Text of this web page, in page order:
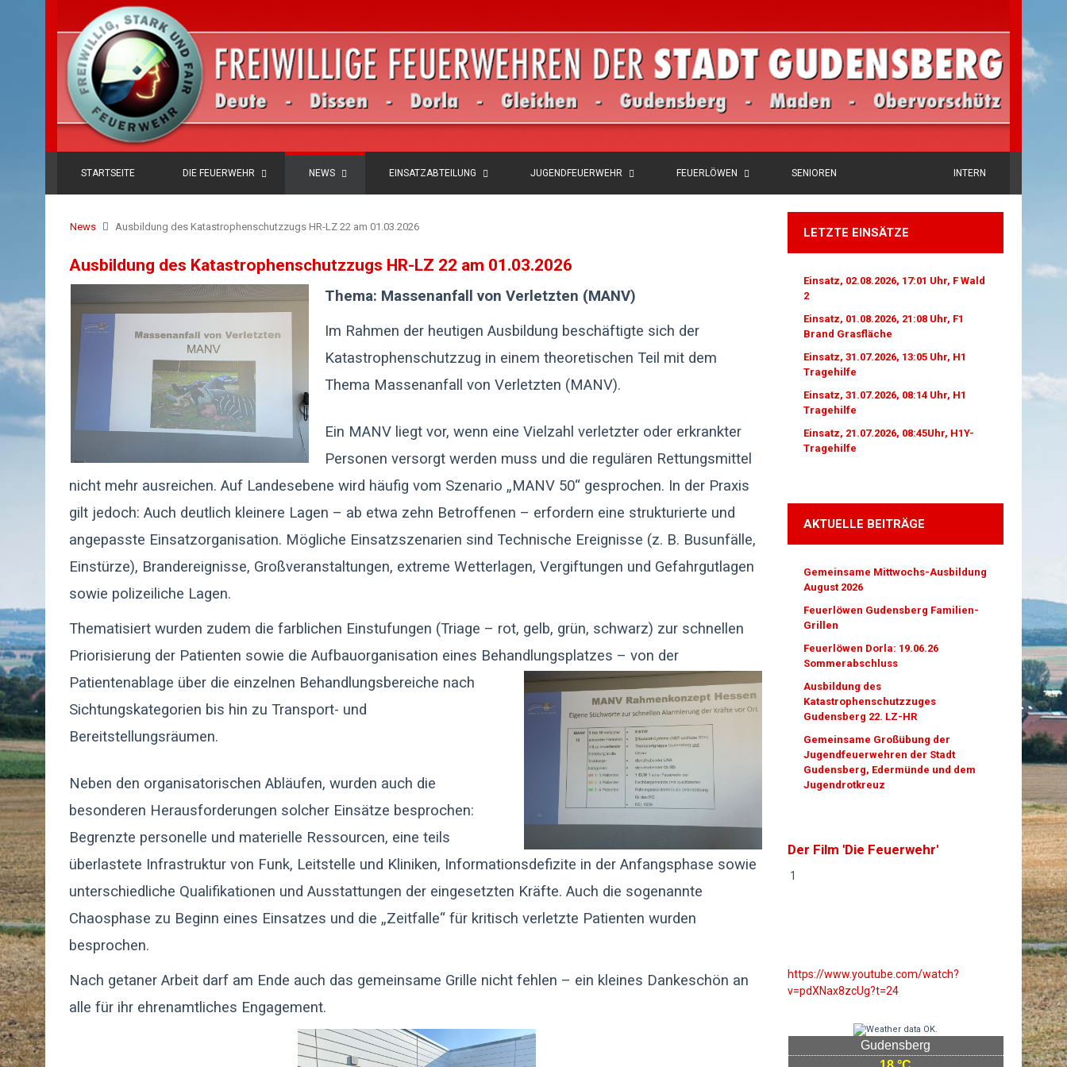
STARTSEITE DIE FEUERWEHR NEWS EINSATZABTEILUNG JUGENDFEUERWEHR FEUERLÖWEN SENIOREN INTERN
News Ausbildung des Katastrophenschutzzugs HR-LZ 22 am 01.03.2026
Ausbildung des Katastrophenschutzzugs HR-LZ 22 am 01.03.2026
Thema: Massenanfall von Verletzten (MANV)
Im Rahmen der heutigen Ausbildung beschäftigte sich der
Katastrophenschutzzug in einem theoretischen Teil mit dem
Thema Massenanfall von Verletzten (MANV).
Ein MANV liegt vor, wenn eine Vielzahl verletzter oder erkrankter
Personen versorgt werden muss und die regulären Rettungsmittel
nicht mehr ausreichen. Auf Landesebene wird häufig vom Szenario „MANV 50“ gesprochen. In der Praxis
gilt jedoch: Auch deutlich kleinere Lagen – ab etwa zehn Betroffenen – erfordern eine strukturierte und
angepasste Einsatzorganisation. Mögliche Einsatzszenarien sind Technische Ereignisse (z. B. Busunfälle,
Einstürze), Brandereignisse, Großveranstaltungen, extreme Wetterlagen, Vergiftungen und Gefahrgutlagen
sowie polizeiliche Lagen.
Thematisiert wurden zudem die farblichen Einstufungen (Triage – rot, gelb, grün, schwarz) zur schnellen
Priorisierung der Patienten sowie die Aufbauorganisation eines Behandlungsplatzes – von der
Patientenablage über die einzelnen Behandlungsbereiche nach
Sichtungskategorien bis hin zu Transport- und
Bereitstellungsräumen.
Neben den organisatorischen Abläufen, wurden auch die
besonderen Herausforderungen solcher Einsätze besprochen:
Begrenzte personelle und materielle Ressourcen, eine teils
überlastete Infrastruktur von Funk, Leitstelle und Kliniken, Informationsdefizite in der Anfangsphase sowie
unterschiedliche Qualifikationen und Ausstattungen der eingesetzten Kräfte. Auch die sogenannte
Chaosphase zu Beginn eines Einsatzes und die „Zeitfalle“ für kritisch verletzte Patienten wurden
besprochen.
Nach getaner Arbeit darf am Ende auch das gemeinsame Grille nicht fehlen – ein kleines Dankeschön an
alle für ihr ehrenamtliches Engagement.
LETZTE EINSÄTZE
Einsatz, 02.08.2026, 17:01 Uhr, F Wald
2
Einsatz, 01.08.2026, 21:08 Uhr, F1
Brand Grasfläche
Einsatz, 31.07.2026, 13:05 Uhr, H1
Tragehilfe
Einsatz, 31.07.2026, 08:14 Uhr, H1
Tragehilfe
Einsatz, 21.07.2026, 08:45Uhr, H1Y-
Tragehilfe
AKTUELLE BEITRÄGE
Gemeinsame Mittwochs-Ausbildung
August 2026
Feuerlöwen Gudensberg Familien-
Grillen
Feuerlöwen Dorla: 19.06.26
Sommerabschluss
Ausbildung des
Katastrophenschutzzuges
Gudensberg 22. LZ-HR
Gemeinsame Großübung der
Jugendfeuerwehren der Stadt
Gudensberg, Edermünde und dem
Jugendrotkreuz
Der Film 'Die Feuerwehr'
1
https://www.youtube.com/watch?
v=pdXNax8zcUg?t=24
Gudensberg